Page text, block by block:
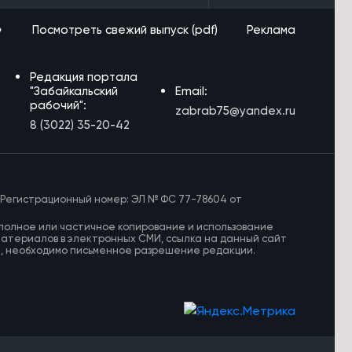
Посмотреть свежий выпуск (pdf) Реклама
Редакция портала
"Забайкальский
рабочий":
8 (3022) 35-20-42
Email:
zabrab75@yandex.ru
Регистрационный номер: ЭЛ № ФС 77-78604 от
или частичное копирование и использование
в электронных СМИ, ссылка на данный сайт
необходимо письменное разрешение редакции.